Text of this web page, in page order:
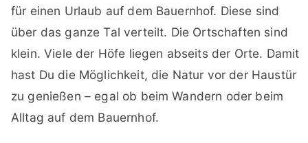
für einen Urlaub auf dem Bauernhof. Diese sind
über das ganze Tal verteilt. Die Ortschaften sind
klein. Viele der Höfe liegen abseits der Orte. Damit
hast Du die Möglichkeit, die Natur vor der Haustür
zu genießen – egal ob beim Wandern oder beim
Alltag auf dem Bauernhof.